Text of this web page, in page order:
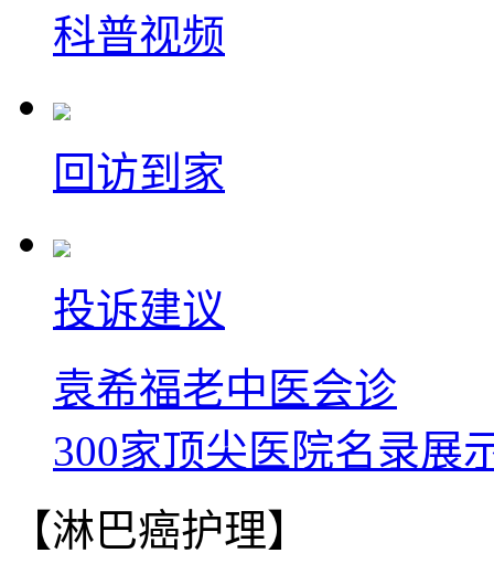
科普视频
回访到家
投诉建议
袁希福老中医会诊
300家顶尖医院名录展
【淋巴癌护理】